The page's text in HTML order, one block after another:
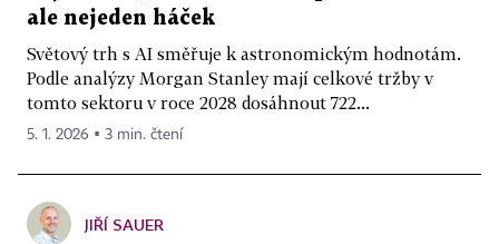
ale nejeden háček
Světový trh s AI směřuje k astronomickým hodnotám.
Podle analýzy Morgan Stanley mají celkové tržby v
tomto sektoru v roce 2028 dosáhnout 722...
5. 1. 2026 ▪ 3 min. čtení
JIŘÍ SAUER